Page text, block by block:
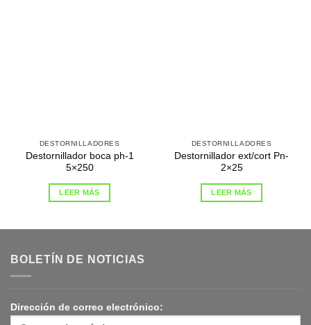
DESTORNILLADORES
Destornillador boca ph-1
5×250
LEER MÁS
DESTORNILLADORES
Destornillador ext/cort Pn-
2×25
LEER MÁS
BOLETÍN DE NOTICIAS
Dirección de correo electrónico: